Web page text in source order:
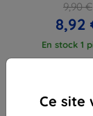
Ce site
9,90 €
8,92
En stock 1